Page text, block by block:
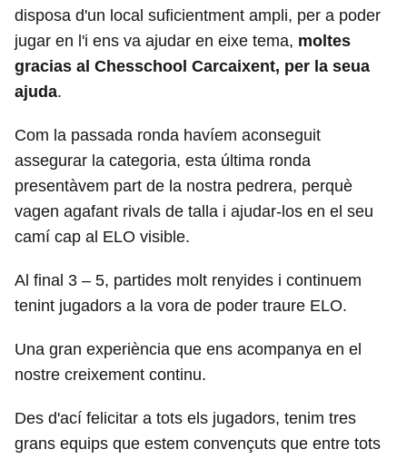
disposa d'un local suficientment ampli, per a poder
jugar en l'i ens va ajudar en eixe tema, moltes
gracias al Chesschool Carcaixent, per la seua
ajuda.
Com la passada ronda havíem aconseguit
assegurar la categoria, esta última ronda
presentàvem part de la nostra pedrera, perquè
vagen agafant rivals de talla i ajudar-los en el seu
camí cap al ELO visible.
Al final 3 – 5, partides molt renyides i continuem
tenint jugadors a la vora de poder traure ELO.
Una gran experiència que ens acompanya en el
nostre creixement continu.
Des d'ací felicitar a tots els jugadors, tenim tres
grans equips que estem convençuts que entre tots